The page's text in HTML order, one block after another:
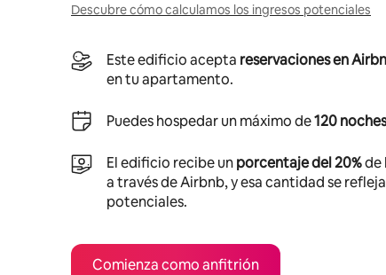
Descubre cómo calculamos los ingresos potenciales
Este edificio acepta reservaciones en
en tu apartamento.
Puedes hospedar un máximo de120
El edificio recibe unporcentaje del 20%de
a través de Airbnb, y esa cantidad se
potenciales.
Comienza como anfitrión